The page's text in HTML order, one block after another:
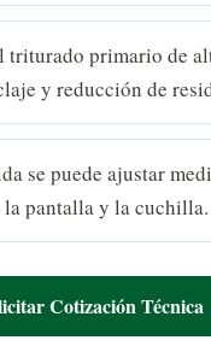
triturado primario de
y reducción de
se puede ajustar
pantalla y la cuchilla.
Cotización Técnica